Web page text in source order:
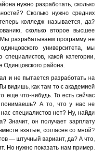
нужно разработать, сколько
Сколько нужно средних
колледж называется, да?
сколько второе высшее
разрабатываем программу не
университета, мы
какой категории,
района.
и не пытается разработать на
видишь, как там то с академией
еще что-нибудь. То есть сейчас
А то, что у нас не
специалистов нет? Ну, найди
Значит, он получает зарплату
взятые, согласен со мной?
— штучный вариант, да? А что,
Но нужно показать нам пример.